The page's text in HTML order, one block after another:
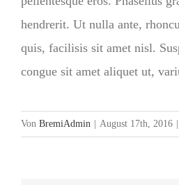
hendrerit. Ut nulla ante,
quis, facilisis sit amet nisl.
congue sit amet aliquet ut,
Von BremiAdmin August 17th, 2016